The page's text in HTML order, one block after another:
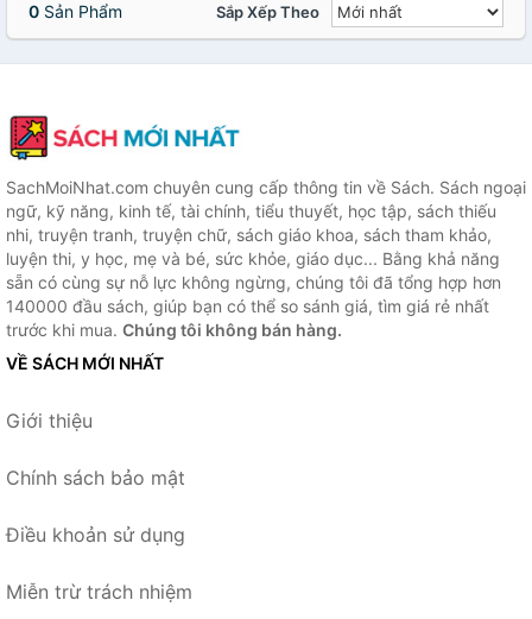
0 Sản Phẩm Sắp Xếp Theo
SachMoiNhat.com chuyên cung cấp thông tin về Sách. Sách ngoại
ngữ, kỹ năng, kinh tế, tài chính, tiểu thuyết, học tập, sách thiếu
nhi, truyện tranh, truyện chữ, sách giáo khoa, sách tham khảo,
luyện thi, y học, mẹ và bé, sức khỏe, giáo dục... Bằng khả năng
sẵn có cùng sự nỗ lực không ngừng, chúng tôi đã tổng hợp hơn
140000 đầu sách, giúp bạn có thể so sánh giá, tìm giá rẻ nhất
trước khi mua. Chúng tôi không bán hàng.
VỀ SÁCH MỚI NHẤT
Giới thiệu
Chính sách bảo mật
Điều khoản sử dụng
Miễn trừ trách nhiệm